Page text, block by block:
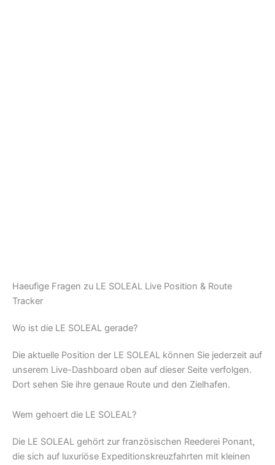
Haeufige Fragen zu LE SOLEAL Live Position & Route
Tracker
Wo ist die LE SOLEAL gerade?
Die aktuelle Position der LE SOLEAL können Sie jederzeit auf
unserem Live-Dashboard oben auf dieser Seite verfolgen.
Dort sehen Sie ihre genaue Route und den Zielhafen.
Wem gehoert die LE SOLEAL?
Die LE SOLEAL gehört zur französischen Reederei Ponant,
die sich auf luxuriöse Expeditionskreuzfahrten mit kleinen